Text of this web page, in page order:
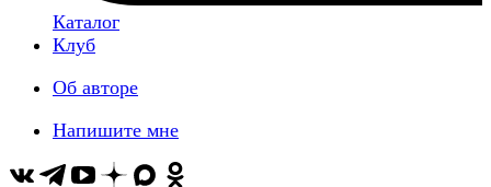
Каталог
Клуб
Об авторе
Напишите мне